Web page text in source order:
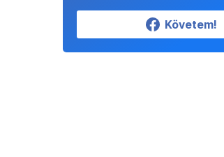
Követem!